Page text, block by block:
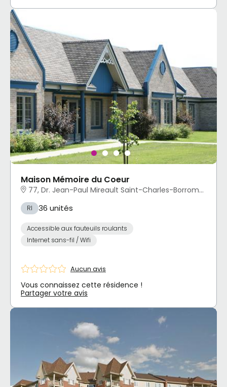
Maison Mémoire du Coeur
77, Dr. Jean-Paul Mireault Saint-Charles-Borromée, QC
RI 36 unités
Accessible aux fauteuils roulants
Internet sans-fil / Wifi
Aucun avis
Vous connaissez cette résidence !
Partager votre avis